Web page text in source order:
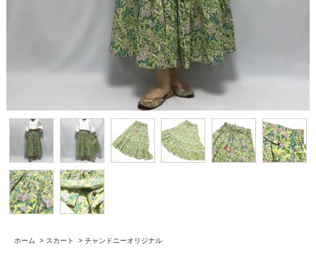
ホーム > スカート > チャンドニーオリジナル